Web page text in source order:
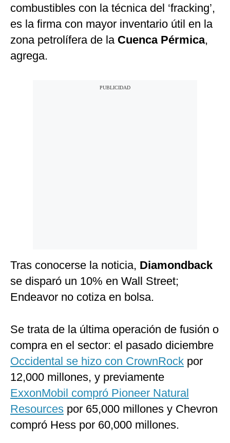
combustibles con la técnica del ‘fracking’,
es la firma con mayor inventario útil en la
zona petrolífera de la Cuenca Pérmica,
agrega.
Tras conocerse la noticia, Diamondback
se disparó un 10% en Wall Street;
Endeavor no cotiza en bolsa.
Se trata de la última operación de fusión o
compra en el sector: el pasado diciembre
Occidental se hizo con CrownRock por
12,000 millones, y previamente
ExxonMobil compró Pioneer Natural
Resources por 65,000 millones y Chevron
compró Hess por 60,000 millones.